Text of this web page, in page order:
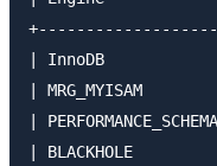
| InnoDB
|
|
| BLACKHOLE